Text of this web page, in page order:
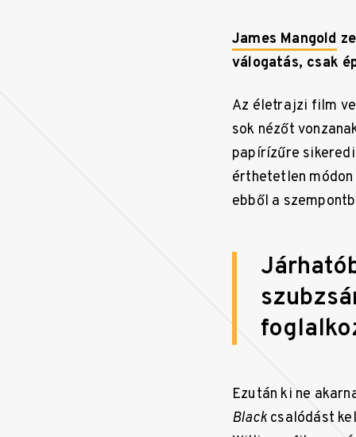
James Mangold
válogatás, csak
Az életrajzi film
sok nézőt
papírízűre
érthetetlen
ebből a
Ezután ki ne
Black csalódást